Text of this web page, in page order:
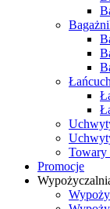
Towary
Promocje